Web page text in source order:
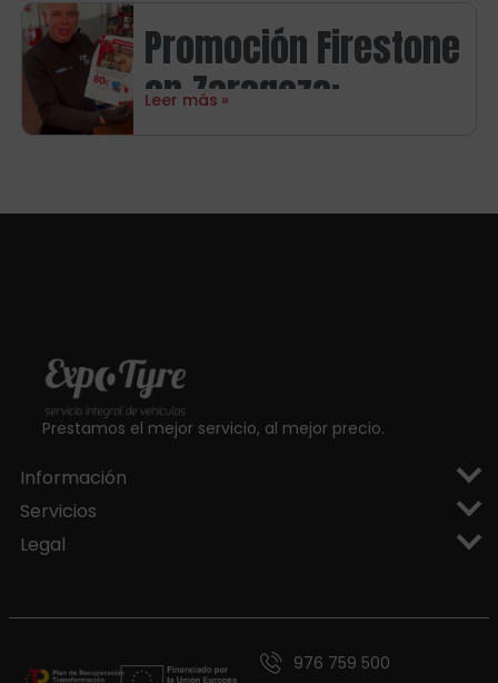
promoción Goodyear
en Zaragoza con
hasta 120€ de
Promoción Firestone
en Zaragoza:
Leer más
Prestamos el mejor servicio, al mejor precio.
Información
Servicios
Legal
976 759 500